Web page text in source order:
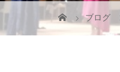
ブログ